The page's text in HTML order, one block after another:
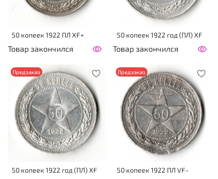
50 копеек 1922 ПЛ XF+
Товар закончился
50 копеек 1922 год (ПЛ) XF
Товар закончился
Предзаказ
50 копеек 1922 год (ПЛ) XF
Предзаказ
50 копеек 1922 ПЛ VF-